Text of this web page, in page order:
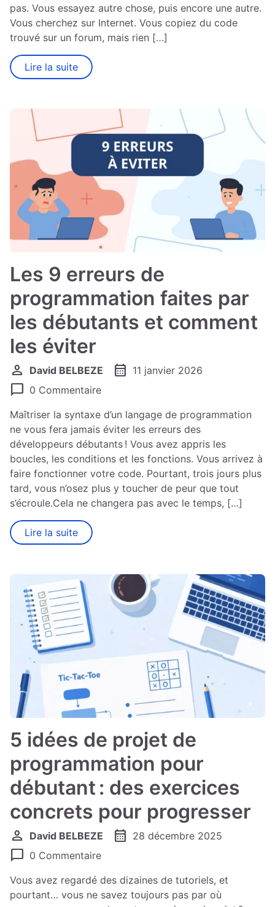
pas. Vous essayez autre chose, puis encore une autre.
Vous cherchez sur Internet. Vous copiez du code
trouvé sur un forum, mais rien […]
Lire la suite
Les 9 erreurs de
programmation faites par
les débutants et comment
les éviter
person David BELBEZE calendar_month 11 janvier 2026
chat_bubble 0 Commentaire
Maîtriser la syntaxe d’un langage de programmation
ne vous fera jamais éviter les erreurs des
développeurs débutants ! Vous avez appris les
boucles, les conditions et les fonctions. Vous arrivez à
faire fonctionner votre code. Pourtant, trois jours plus
tard, vous n’osez plus y toucher de peur que tout
s’écroule.Cela ne changera pas avec le temps, […]
Lire la suite
5 idées de projet de
programmation pour
débutant : des exercices
concrets pour progresser
person David BELBEZE calendar_month 28 décembre 2025
chat_bubble 0 Commentaire
Vous avez regardé des dizaines de tutoriels, et
pourtant…​ vous ne savez toujours pas par où